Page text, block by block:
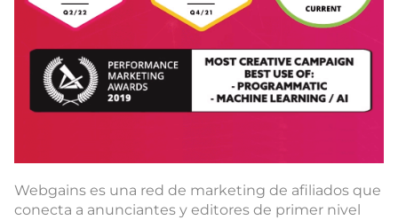
Webgains es una red de marketing de afiliados que
conecta a anunciantes y editores de primer nivel